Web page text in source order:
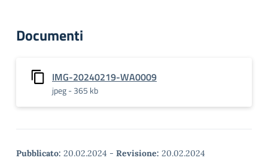
Documenti
IMG-20240219-WA0009
jpeg - 365 kb
Pubblicato: 20.02.2024 - Revisione: 20.02.2024